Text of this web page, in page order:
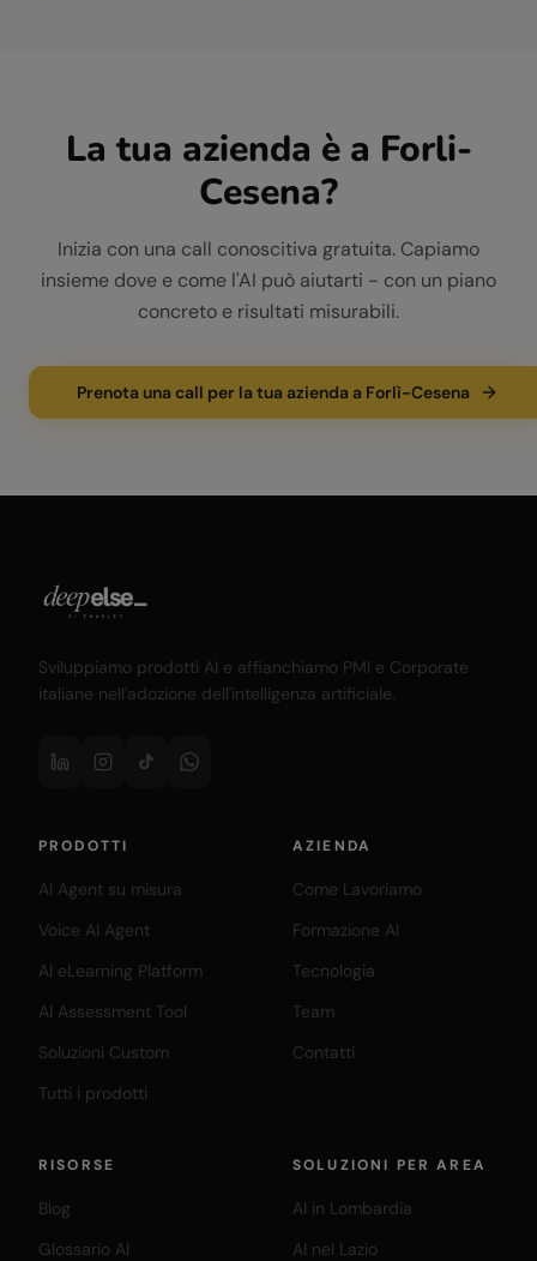
La tua azienda è a Forli-
Cesena?
Inizia con una call conoscitiva gratuita. Capiamo
insieme dove e come l'AI può aiutarti - con un piano
concreto e risultati misurabili.
Prenota una call per la tua azienda a Forlì-Cesena
Sviluppiamo prodotti AI e affianchiamo PMI e Corporate
italiane nell'adozione dell'intelligenza artificiale.
PRODOTTI
AI Agent su misura
Voice AI Agent
AI eLearning Platform
AI Assessment Tool
Soluzioni Custom
Tutti i prodotti
AZIENDA
Come Lavoriamo
Formazione AI
Tecnologia
Team
Contatti
RISORSE
Blog
Glossario AI
SOLUZIONI PER AREA
AI in Lombardia
AI nel Lazio